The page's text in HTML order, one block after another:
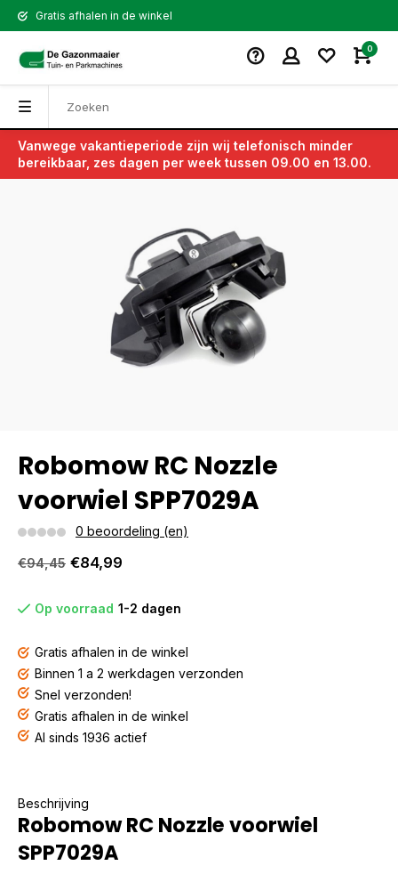
Gratis afhalen in de winkel
0
Vanwege vakantieperiode zijn wij telefonisch minder
bereikbaar, zes dagen per week tussen 09.00 en 13.00.
Terug
Robomow RC Nozzle
voorwiel SPP7029A
0 beoordeling (en)
€94,45 €84,99
Op voorraad 1-2 dagen
Gratis afhalen in de winkel
Binnen 1 a 2 werkdagen verzonden
Snel verzonden!
Gratis afhalen in de winkel
Al sinds 1936 actief
Beschrijving
Robomow RC Nozzle voorwiel
SPP7029A